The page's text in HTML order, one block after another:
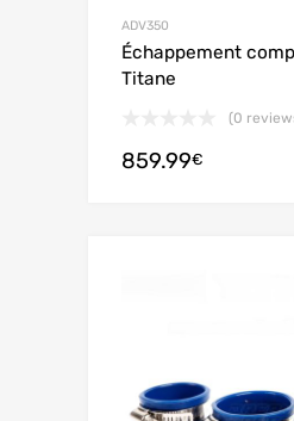
ADV350
Échappement
Titane
(0
859.99€